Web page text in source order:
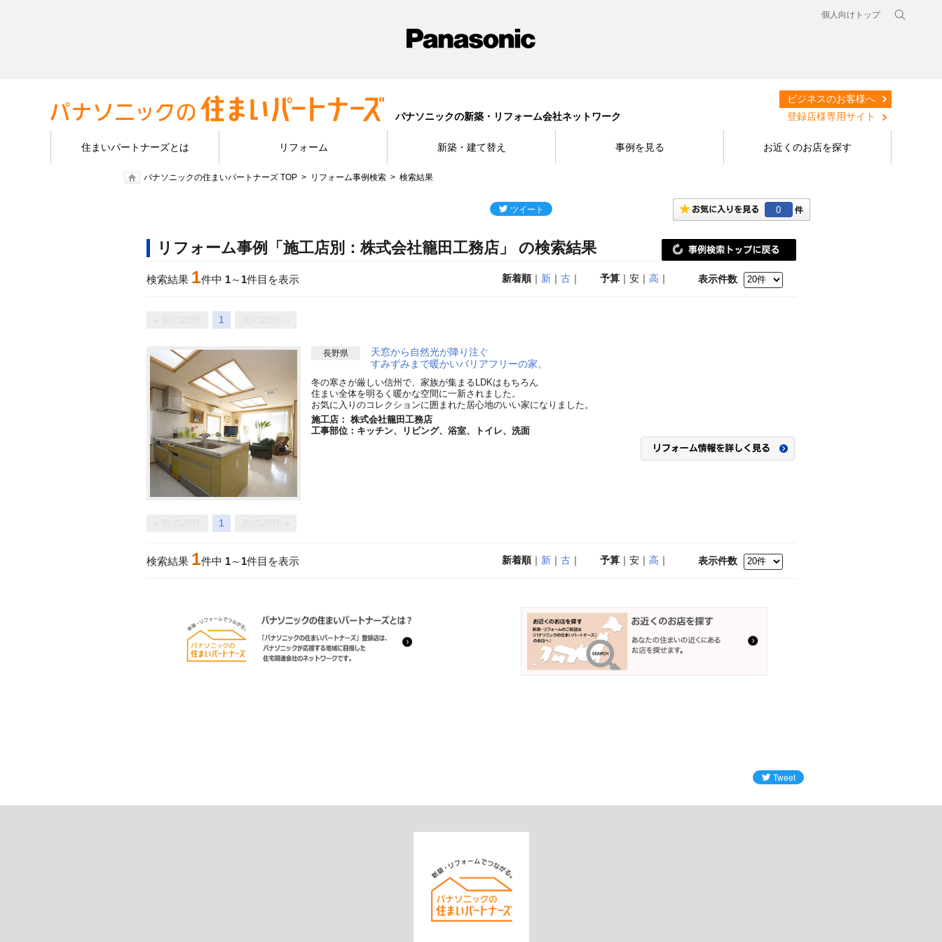
個人向けトップ
パナソニックの新築・リフォーム会社ネットワーク
ビジネスのお客様へ
登録店様専用サイト
住まいパートナーズとは リフォーム 新築・建て替え 事例を見る お近くのお店を探す
パナソニックの住まいパートナーズ TOP リフォーム事例検索 検索結果
0
リフォーム事例「施工店別：株式会社籠田工務店」 の検索結果
検索結果 1件中 1～ 1件目を表示 表示件数
予算｜安｜ 高 ｜
新着順｜ 新｜ 古｜
1
長野県
天窓から自然光が降り注ぐ
すみずみまで暖かいバリアフリーの家。
冬の寒さが厳しい信州で、家族が集まるLDKはもちろん
住まい全体を明るく暖かな空間に一新されました。
お気に入りのコレクションに囲まれた居心地のいい家になりました。
施工店： 株式会社籠田工務店
工事部位：キッチン、リビング、浴室、トイレ、洗面
1
検索結果 1件中 1～ 1件目を表示 表示件数
予算｜安｜ 高 ｜
新着順｜ 新｜ 古｜